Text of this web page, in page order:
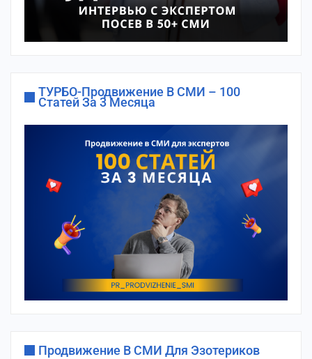
ТУРБО-Продвижение В СМИ – 100
Статей За 3 Месяца
Продвижение В СМИ Для Эзотериков